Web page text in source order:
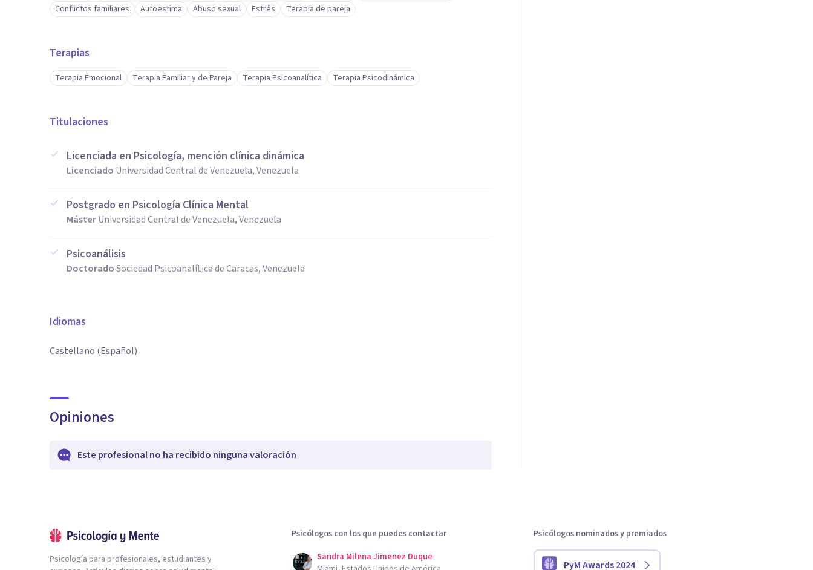
Conflictos familiares
Autoestima Abuso sexual Estrés Terapia de pareja
Terapias
Terapia Emocional Terapia Familiar y de Pareja Terapia Psicoanalítica Terapia Psicodinámica
Titulaciones
Licenciada en Psicología, mención clínica dinámica
Licenciado Universidad Central de Venezuela, Venezuela
Postgrado en Psicología Clínica Mental
MásterUniversidad Central de Venezuela, Venezuela
Psicoanálisis
DoctoradoSociedad Psicoanalítica de Caracas, Venezuela
Idiomas
Castellano (Español)
Opiniones
Este profesional no ha recibido ninguna valoración
Psicología para profesionales, estudiantes y
Psicólogos con los que puedes contactar
Sandra Milena Jimenez Duque
Psicólogos nominados y premiados
PyM Awards 2024